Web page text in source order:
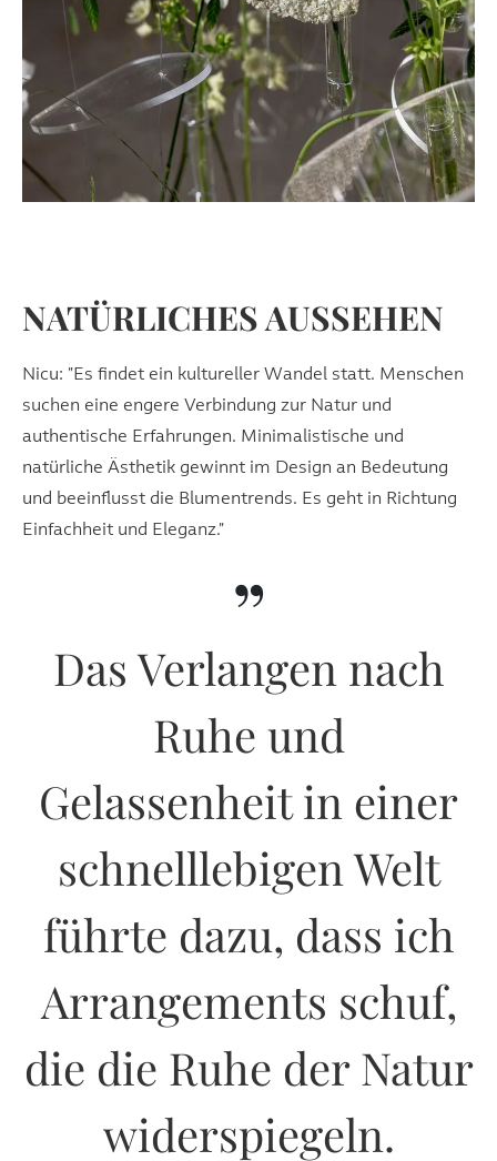
NATÜRLICHES AUSSEHEN
Nicu: "Es findet ein kultureller Wandel statt. Menschen
suchen eine engere Verbindung zur Natur und
authentische Erfahrungen. Minimalistische und
natürliche Ästhetik gewinnt im Design an Bedeutung
und beeinflusst die Blumentrends. Es geht in Richtung
Einfachheit und Eleganz."
”
Das Verlangen nach
Ruhe und
Gelassenheit in einer
schnelllebigen Welt
führte dazu, dass ich
Arrangements schuf,
die die Ruhe der Natur
widerspiegeln.